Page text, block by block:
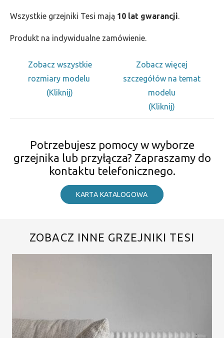
Wszystkie grzejniki Tesi mają 10 lat gwarancji.
Produkt na indywidualne zamówienie.
Zobacz wszystkie
rozmiary modelu
(Kliknij)
Zobacz więcej
szczegółów na temat
modelu
(Kliknij)
Potrzebujesz pomocy w wyborze
grzejnika lub przyłącza? Zapraszamy do
kontaktu telefonicznego.
KARTA KATALOGOWA
ZOBACZ INNE GRZEJNIKI TESI